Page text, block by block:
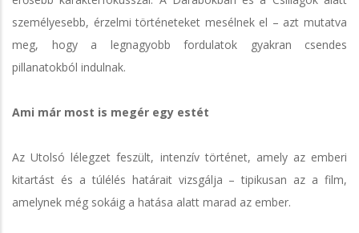
személyesebb, érzelmi történeteket mesélnek el – azt mutatva
meg, hogy a legnagyobb fordulatok gyakran csendes
pillanatokból indulnak.
Ami már most is megér egy estét
Az Utolsó lélegzet feszült, intenzív történet, amely az emberi
kitartást és a túlélés határait vizsgálja – tipikusan az a film,
amelynek még sokáig a hatása alatt marad az ember.